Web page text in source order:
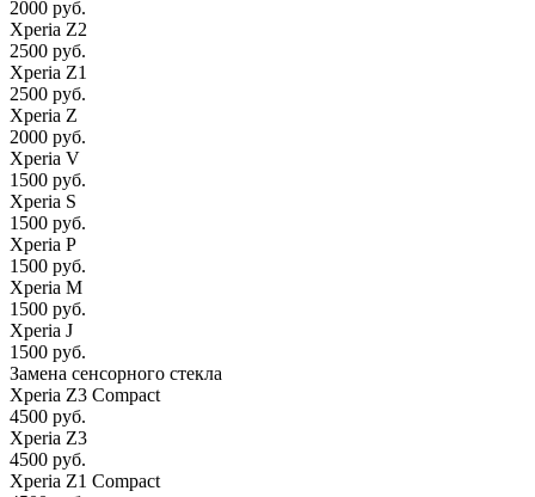
2000 руб.
Xperia Z2
2500 руб.
Xperia Z1
2500 руб.
Xperia Z
2000 руб.
Xperia V
1500 руб.
Xperia S
1500 руб.
Xperia P
1500 руб.
Xperia M
1500 руб.
Xperia J
1500 руб.
Замена сенсорного стекла
Xperia Z3 Compact
4500 руб.
Xperia Z3
4500 руб.
Xperia Z1 Compact